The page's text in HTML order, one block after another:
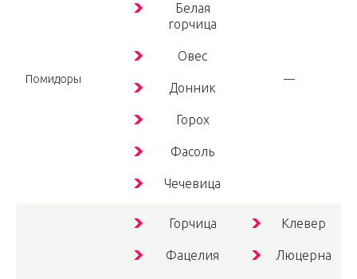
Помидоры
Белая
горчица
Овес
Донник
Горох
Фасоль
Чечевица
—
Горчица
Фацелия
Клевер
Люцерна